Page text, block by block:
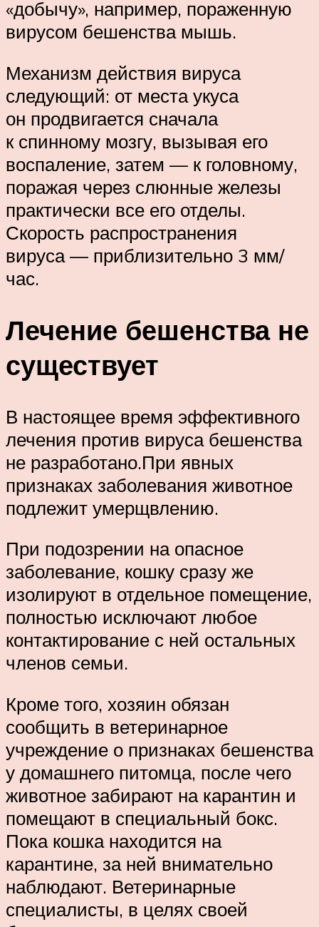
«добычу», например, пораженную
вирусом бешенства мышь.
Механизм действия вируса
следующий: от места укуса
он продвигается сначала
к спинному мозгу, вызывая его
воспаление, затем — к головному,
поражая через слюнные железы
практически все его отделы.
Скорость распространения
вируса — приблизительно 3 мм/
час.
Лечение бешенства не
существует
В настоящее время эффективного
лечения против вируса бешенства
не разработано.При явных
признаках заболевания животное
подлежит умерщвлению.
При подозрении на опасное
заболевание, кошку сразу же
изолируют в отдельное помещение,
полностью исключают любое
контактирование с ней остальных
членов семьи.
Кроме того, хозяин обязан
сообщить в ветеринарное
учреждение о признаках бешенства
у домашнего питомца, после чего
животное забирают на карантин и
помещают в специальный бокс.
Пока кошка находится на
карантине, за ней внимательно
наблюдают. Ветеринарные
специалисты, в целях своей